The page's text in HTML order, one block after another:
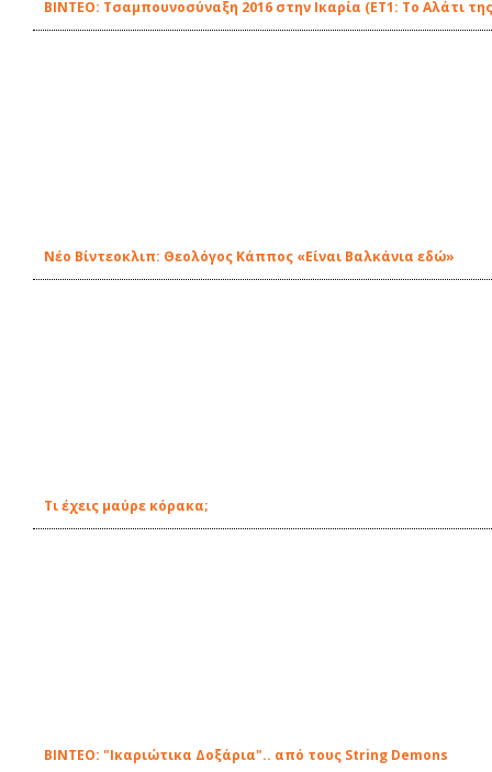
ΒΙΝΤΕΟ: Τσαμπουνοσύναξη 2016 στην Ικαρία (ΕΤ1: Το Αλάτι
Νέο Βίντεοκλιπ: Θεολόγος Κάππος «Είναι Βαλκάνια εδώ»
Τι έχεις μαύρε κόρακα;
BINTEΟ: "Ικαριώτικα Δοξάρια".. από τους String Demons